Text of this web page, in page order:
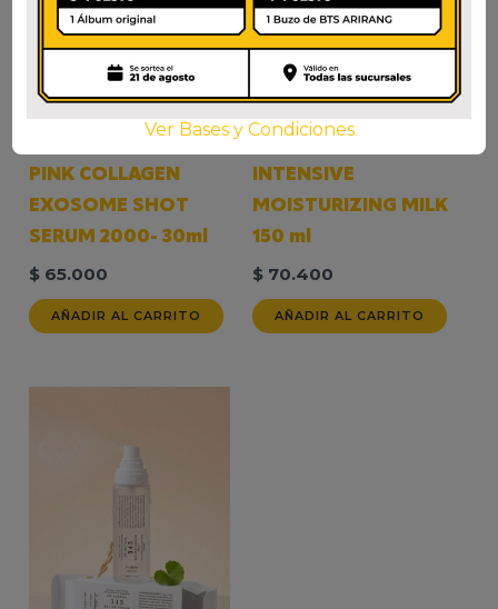
PINK COLLAGEN
EXOSOME SHOT
SERUM 2000- 30ml
$ 65.000
AÑADIR AL CARRITO
INTENSIVE
MOISTURIZING MILK
150 ml
$70.400
AÑADIR AL CARRITO
Ver Bases y Condiciones